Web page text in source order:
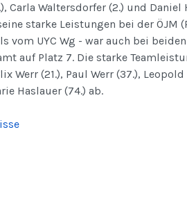
Carla Waltersdorfer (2.) und
starke Leistungen bei der ÖJM
vom UYC Wg - war auch bei
auf Platz 7. Die starke
Werr (21.), Paul Werr (37.),
Haslauer (74.) ab.